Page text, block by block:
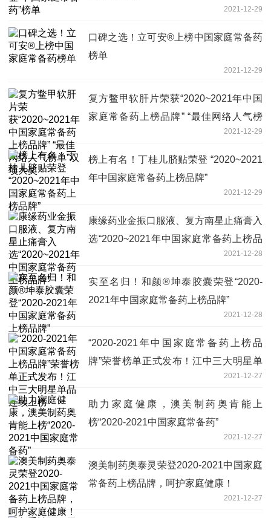
2021-12-29
口碑之选！立可安®上榜中国家庭常备药
榜单
2021-12-29
复方鳖甲软肝片荣获“2020~2021年中国
家庭常备药上榜品牌” “最佳网络人气榜
2021-12-29
榜上有名！丁桂儿脐贴荣登 “2020~2021
年中国家庭常备药上榜品牌”
2021-12-29
康缘药业金振口服液、复方南星止痛膏入
选“2020~2021年中国家庭常备药上榜品
2021-12-28
实至名归！和颜®坤泰胶囊荣登“2020-
2021年中国家庭常备药上榜品牌”
2021-12-28
“2020-2021年中国家庭常备药上榜品
牌”荣誉榜单正式发布！江中三大明星单
2021-12-27
助力家庭健康，澳美制药奥肯能上
榜“2020-2021中国家庭常备药”
2021-12-27
澳美制药奥泰灵荣登2020-2021中国家庭
常备药上榜品牌，呵护家庭健康！
2021-12-27